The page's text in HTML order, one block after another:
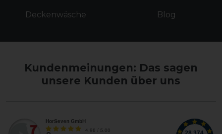
Deckenwäsche Blog
Kundenmeinungen: Das sagen
unsere Kunden über uns